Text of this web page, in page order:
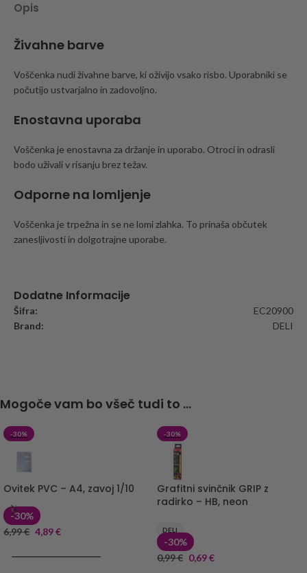
Opis
Živahne barve
Voščenka nudi živahne barve, ki oživijo vsako risbo. Uporabniki se
počutijo ustvarjalno in zadovoljno.
Enostavna uporaba
Voščenka je enostavna za držanje in uporabo. Otroci in odrasli
bodo uživali v risanju brez težav.
Odporne na lomljenje
Voščenka je trpežna in se ne lomi zlahka. To prinaša občutek
zanesljivosti in dolgotrajne uporabe.
Dodatne Informacije
Šifra:
EC20900
Brand:
DELI
Mogoče vam bo všeč tudi to ...
-30%
Ovitek PVC – A4, zavoj 1/10
-30%
6,99€ 4,89€
-30%
Grafitni svinčnik GRIP z
radirko – HB, neon
DELI
-30%
0,99€ 0,69€